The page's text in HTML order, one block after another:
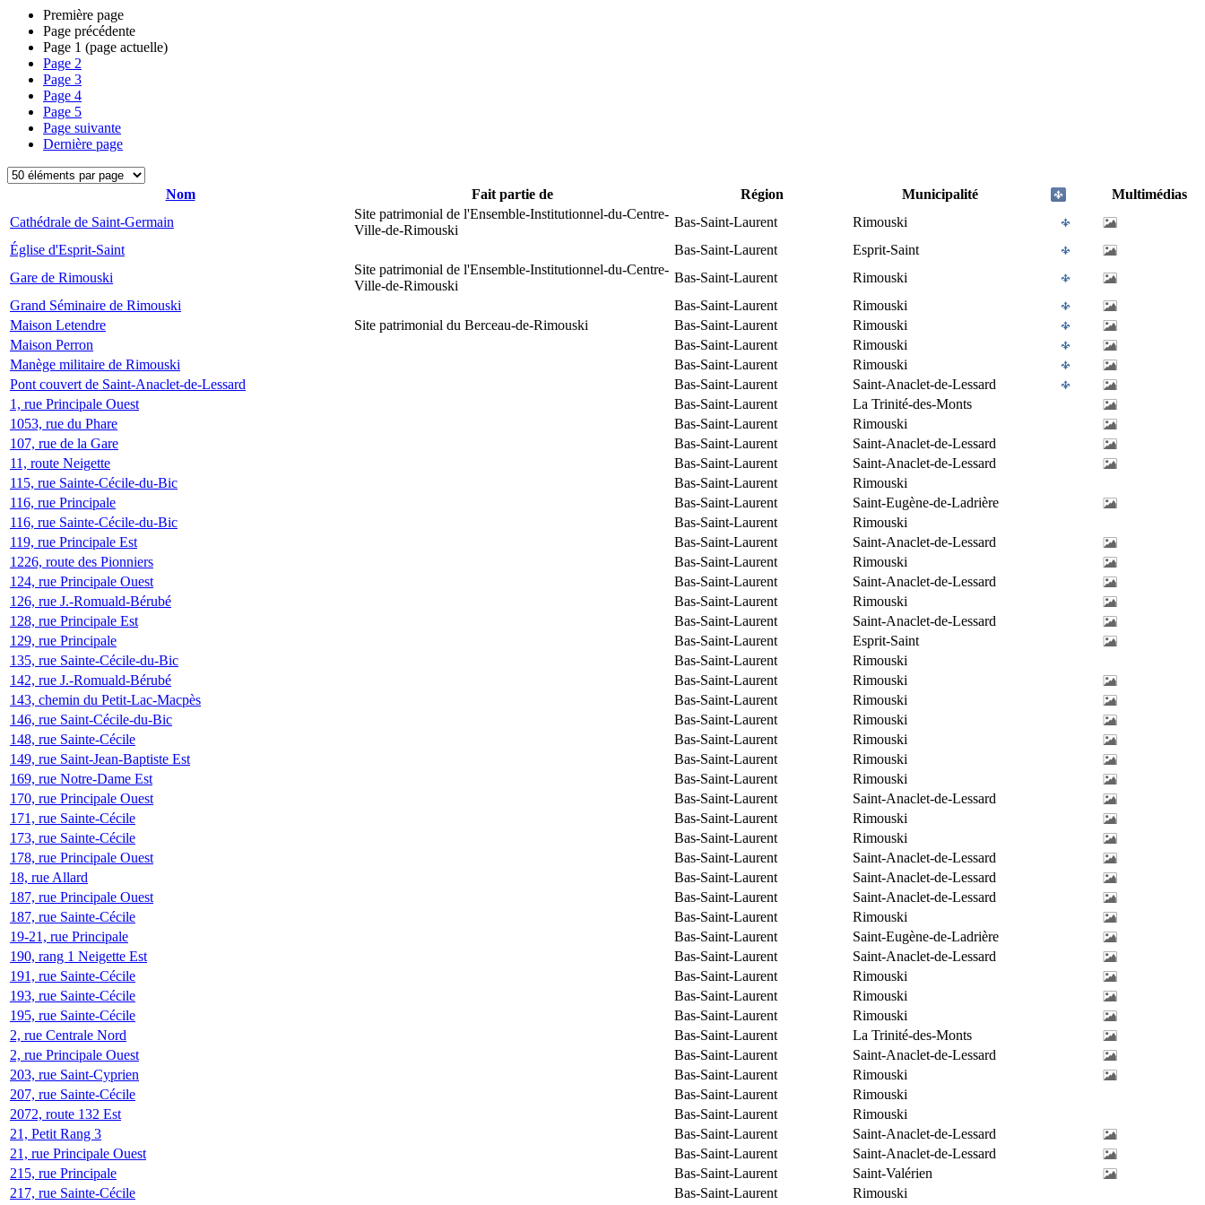
Première page
Page précédente
Page 1 (page actuelle)
Page 2
Page 3
Page 4
Page 5
Page suivante
Dernière page
Nom Fait partie de Région Municipalité
Multimédias
Cathédrale de Saint-Germain
Site patrimonial de l'Ensemble-Institutionnel-du-Centre-
Ville-de-Rimouski
Bas-Saint-Laurent
Rimouski
Église d'Esprit-Saint
Bas-Saint-Laurent
Esprit-Saint
Gare de Rimouski
Site patrimonial de l'Ensemble-Institutionnel-du-Centre-
Ville-de-Rimouski
Bas-Saint-Laurent
Rimouski
Grand Séminaire de Rimouski
Bas-Saint-Laurent
Rimouski
Maison Letendre
Site patrimonial du Berceau-de-Rimouski Bas-Saint-Laurent
Rimouski
Maison Perron
Bas-Saint-Laurent
Rimouski
Manège militaire de Rimouski
Bas-Saint-Laurent
Rimouski
Pont couvert de Saint-Anaclet-de-Lessard
Bas-Saint-Laurent
Saint-Anaclet-de-Lessard
1, rue Principale Ouest
Bas-Saint-Laurent
La Trinité-des-Monts
1053, rue du Phare
Bas-Saint-Laurent
Rimouski
107, rue de la Gare
Bas-Saint-Laurent
Saint-Anaclet-de-Lessard
11, route Neigette
Bas-Saint-Laurent
Saint-Anaclet-de-Lessard
115, rue Sainte-Cécile-du-Bic
Bas-Saint-Laurent
Rimouski
116, rue Principale
Bas-Saint-Laurent
Saint-Eugène-de-Ladrière
116, rue Sainte-Cécile-du-Bic
Bas-Saint-Laurent
Rimouski
119, rue Principale Est
Bas-Saint-Laurent
Saint-Anaclet-de-Lessard
1226, route des Pionniers
Bas-Saint-Laurent
Rimouski
124, rue Principale Ouest
Bas-Saint-Laurent
Saint-Anaclet-de-Lessard
126, rue J.-Romuald-Bérubé
Bas-Saint-Laurent
Rimouski
128, rue Principale Est
Bas-Saint-Laurent
Saint-Anaclet-de-Lessard
129, rue Principale
Bas-Saint-Laurent
Esprit-Saint
135, rue Sainte-Cécile-du-Bic
Bas-Saint-Laurent
Rimouski
142, rue J.-Romuald-Bérubé
Bas-Saint-Laurent
Rimouski
143, chemin du Petit-Lac-Macpès
Bas-Saint-Laurent
Rimouski
146, rue Saint-Cécile-du-Bic
Bas-Saint-Laurent
Rimouski
148, rue Sainte-Cécile
Bas-Saint-Laurent
Rimouski
149, rue Saint-Jean-Baptiste Est
Bas-Saint-Laurent
Rimouski
169, rue Notre-Dame Est
Bas-Saint-Laurent
Rimouski
170, rue Principale Ouest
Bas-Saint-Laurent
Saint-Anaclet-de-Lessard
171, rue Sainte-Cécile
Bas-Saint-Laurent
Rimouski
173, rue Sainte-Cécile
Bas-Saint-Laurent
Rimouski
178, rue Principale Ouest
Bas-Saint-Laurent
Saint-Anaclet-de-Lessard
18, rue Allard
Bas-Saint-Laurent
Saint-Anaclet-de-Lessard
187, rue Principale Ouest
Bas-Saint-Laurent
Saint-Anaclet-de-Lessard
187, rue Sainte-Cécile
Bas-Saint-Laurent
Rimouski
19-21, rue Principale
Bas-Saint-Laurent
Saint-Eugène-de-Ladrière
190, rang 1 Neigette Est
Bas-Saint-Laurent
Saint-Anaclet-de-Lessard
191, rue Sainte-Cécile
Bas-Saint-Laurent
Rimouski
193, rue Sainte-Cécile
Bas-Saint-Laurent
Rimouski
195, rue Sainte-Cécile
Bas-Saint-Laurent
Rimouski
2, rue Centrale Nord
Bas-Saint-Laurent
La Trinité-des-Monts
2, rue Principale Ouest
Bas-Saint-Laurent
Saint-Anaclet-de-Lessard
203, rue Saint-Cyprien
Bas-Saint-Laurent
Rimouski
207, rue Sainte-Cécile
Bas-Saint-Laurent
Rimouski
2072, route 132 Est
Bas-Saint-Laurent
Rimouski
21, Petit Rang 3
Bas-Saint-Laurent
Saint-Anaclet-de-Lessard
21, rue Principale Ouest
Bas-Saint-Laurent
Saint-Anaclet-de-Lessard
215, rue Principale
Bas-Saint-Laurent
Saint-Valérien
217, rue Sainte-Cécile
Bas-Saint-Laurent Rimouski